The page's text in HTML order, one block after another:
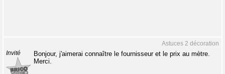
Astuces 2 décoration
Invité
Bonjour, j'aimerai connaître le fournisseur et le prix au mètre.
Merci.